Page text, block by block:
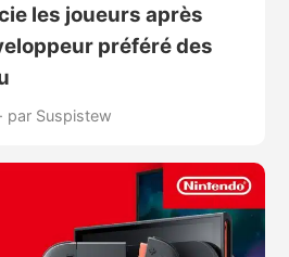
les joueurs après
préféré des
· par Suspistew